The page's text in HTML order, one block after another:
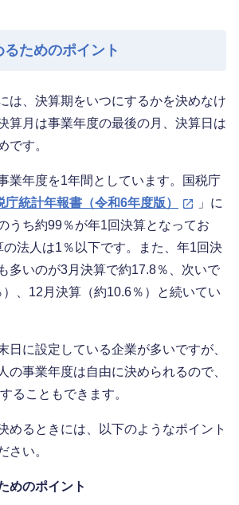
ためのポイント
は、決算期をいつにするかを決めなけ
算月は事業年度の最後の月、決算日は
です。
業年度を1年間としています。国税庁
統計年報書（令和6年度版）
」に
うち約99％が年1回決算となってお
の法人は1％以下です。また、年1回決
多いのが3月決算で約17.8％、次いで
、12月決算（約10.6％）と続いてい
日に設定している企業が多いですが、
の事業年度は自由に決められるので、
ることもできます。
めるときには、以下のようなポイント
さい。
めのポイント